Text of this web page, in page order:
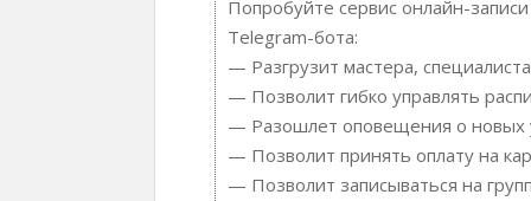
Попробуйте сервис онлайн-
Telegram-бота:
— Разгрузит мастера,
— Позволит гибко управлять
— Разошлет оповещения о новых
— Позволит принять оплату на
— Позволит записываться на